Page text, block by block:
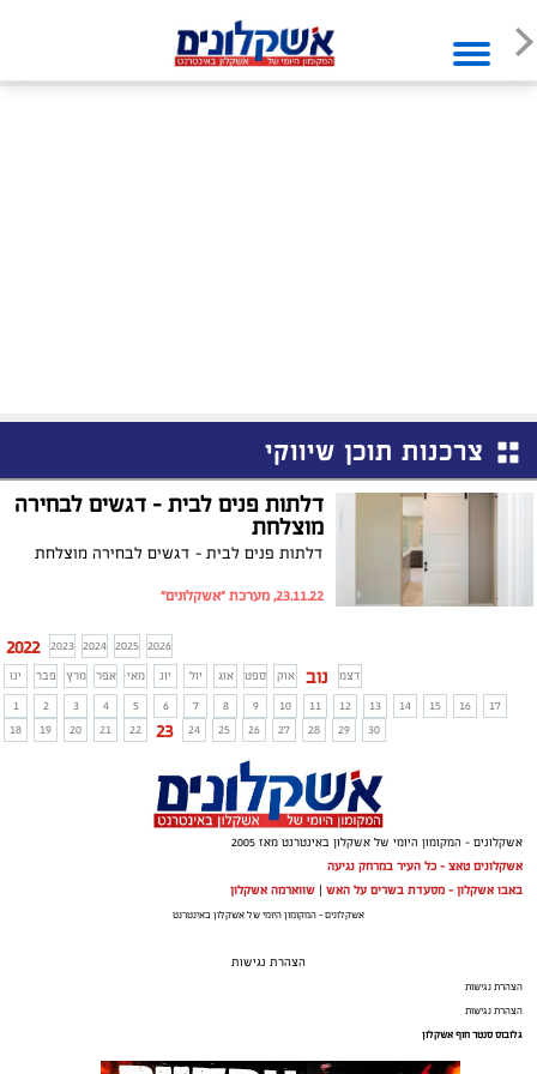
צרכנות תוכן שיווקי
דלתות פנים לבית – דגשים לבחירה
מוצלחת
דלתות פנים לבית – דגשים לבחירה מוצלחת
23.11.22, מערכת "אשקלונים"
2022 2023 2024 2025 2026
ינו
פבר מרץ אפר מאי יונ יול אוג ספט אוק נוב
דצמ
1
2 3 4 5 6 7 8 9 10 11 12 13 14 15 16
17
18
19 20 21 22 23 24 25 26 27 28 29 30
אשקלונים - המקומון היומי של אשקלון באינטרנט מאז 2005
אשקלונים טאצ - כל העיר במרחק נגיעה
באבו אשקלון - מסעדת בשרים על האש | שווארמה אשקלון
אשקלונים - המקומון היומי של אשקלון באינטרנט
הצהרת נגישות
הצהרת נגישות
הצהרת נגישות
גלובוס סנטר חוף אשקלון